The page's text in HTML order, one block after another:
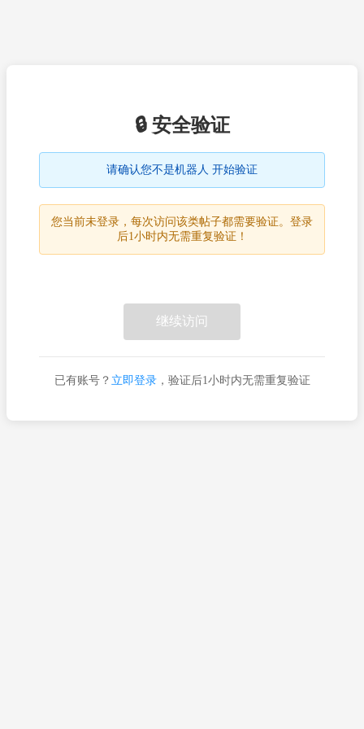
🔒 安全验证
请确认您不是机器人 开始验证
您当前未登录，每次访问该类帖子都需要验证。登录
后1小时内无需重复验证！
继续访问
已有账号？ 立即登录，验证后1小时内无需重复验证